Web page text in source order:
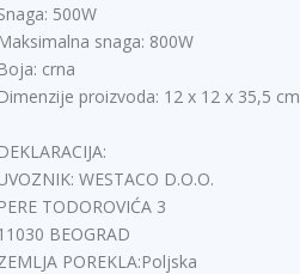
500W
snaga: 800W
crna
proizvoda: 12 x 12 x 35,5 cm
WESTACO D.O.O.
TODOROVIĆA 3
BEOGRAD
POREKLA:Poljska